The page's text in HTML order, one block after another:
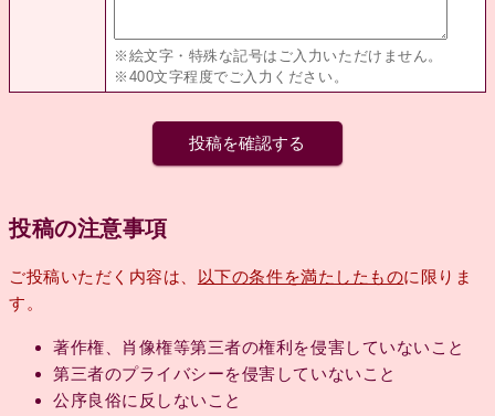
※絵文字・特殊な記号はご入力いただけません。
※400文字程度でご入力ください。
投稿の注意事項
ご投稿いただく内容は、 以下の条件を満たしたものに限りま
す。
著作権、肖像権等第三者の権利を侵害していないこと
第三者のプライバシーを侵害していないこと
公序良俗に反しないこと